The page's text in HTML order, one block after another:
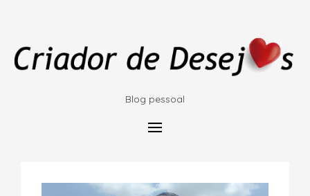
Blog pessoal